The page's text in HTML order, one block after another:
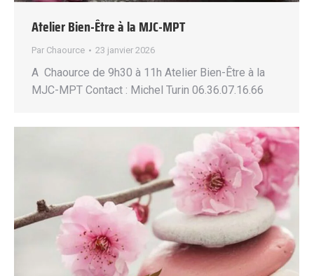
Atelier Bien-Être à la MJC-MPT
Par Chaource 23 janvier 2026
A Chaource de 9h30 à 11h Atelier Bien-Être à la
MJC-MPT Contact : Michel Turin 06.36.07.16.66